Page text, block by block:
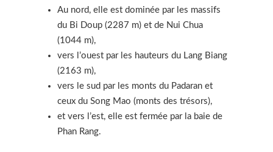
Au nord, elle est dominée par les massifs
du Bi Doup (2287 m) et de Nui Chua
(1044 m),
vers l’ouest par les hauteurs du Lang Biang
(2163 m),
vers le sud par les monts du Padaran et
ceux du Song Mao (monts des trésors),
et vers l’est, elle est fermée par la baie de
Phan Rang.